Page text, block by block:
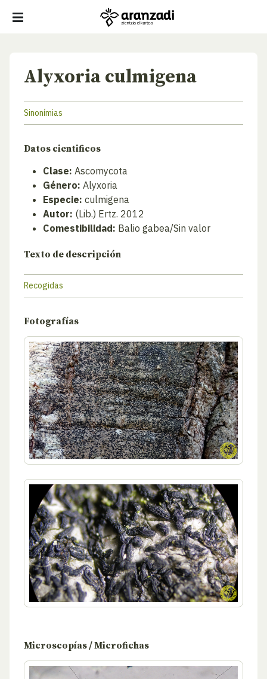
Alyxoria culmigena
Sinonímias
Datos cientificos
Clase: Ascomycota
Género: Alyxoria
Especie: culmigena
Autor: (Lib.) Ertz. 2012
Comestibilidad: Balio gabea/Sin valor
Texto de descripción
Recogidas
Fotografías
Microscopías / Microfichas